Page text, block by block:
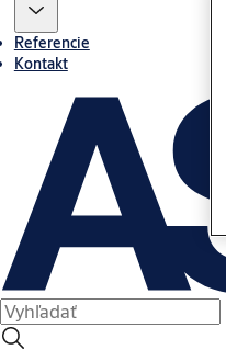
Referencie
Kontakt